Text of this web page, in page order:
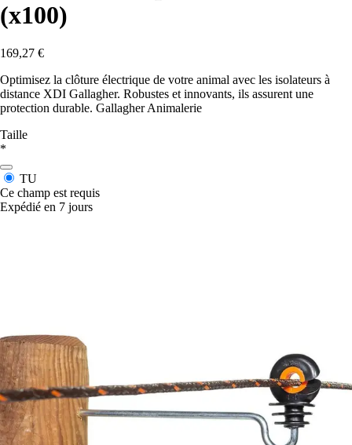
(x100)
169,27 €
Optimisez la clôture électrique de votre animal avec les isolateurs à
distance XDI Gallagher. Robustes et innovants, ils assurent une
protection durable. Gallagher Animalerie
Taille
*
TU
Ce champ est requis
Expédié en 7 jours